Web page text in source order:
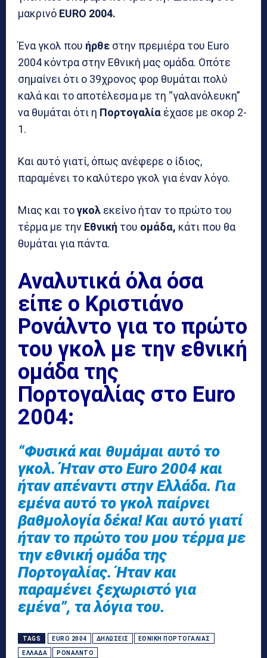
μακρινό EURO 2004.
Ένα γκολ που ήρθε στην πρεμιέρα του Euro
2004 κόντρα στην Εθνική μας ομάδα. Οπότε
σημαίνει ότι ο 39χρονος φορ θυμάται πολύ
καλά και το αποτέλεσμα με τη “γαλανόλευκη”
να θυμάται ότι η Πορτογαλία έχασε με σκορ 2-
1.
Και αυτό γιατί, όπως ανέφερε ο ίδιος,
παραμένει το καλύτερο γκολ για έναν λόγο.
Μιας και τογκολ εκείνο ήταν το πρώτο του
τέρμα με την Εθνική του ομάδα, κάτι που θα
θυμάται για πάντα.
Αναλυτικά όλα όσα
είπε ο Κριστιάνο
Ρονάλντο για το πρώτο
του γκολ με την εθνική
ομάδα της
Πορτογαλίας στο Euro
2004:
“Φυσικά και θυμάμαι αυτό το
γκολ. Ήταν στο Euro 2004 και
ήταν απέναντι στην Ελλάδα. Για
εμένα αυτό το γκολ παίρνει
βαθμολογία δέκα! Και αυτό γιατί
ήταν το πρώτο του μου τέρμα με
την εθνική ομάδα της
Πορτογαλίας. Ήταν και
παραμένει ξεχωριστό για
εμένα”, τα λόγια του.
TAGS EURO 2004 ΔΗΛΏΣΕΙΣ ΕΘΝΙΚΉ ΠΟΡΤΟΓΑΛΊΑΣ
ΕΛΛΆΔΑ ΡΟΝΆΛΝΤΟ